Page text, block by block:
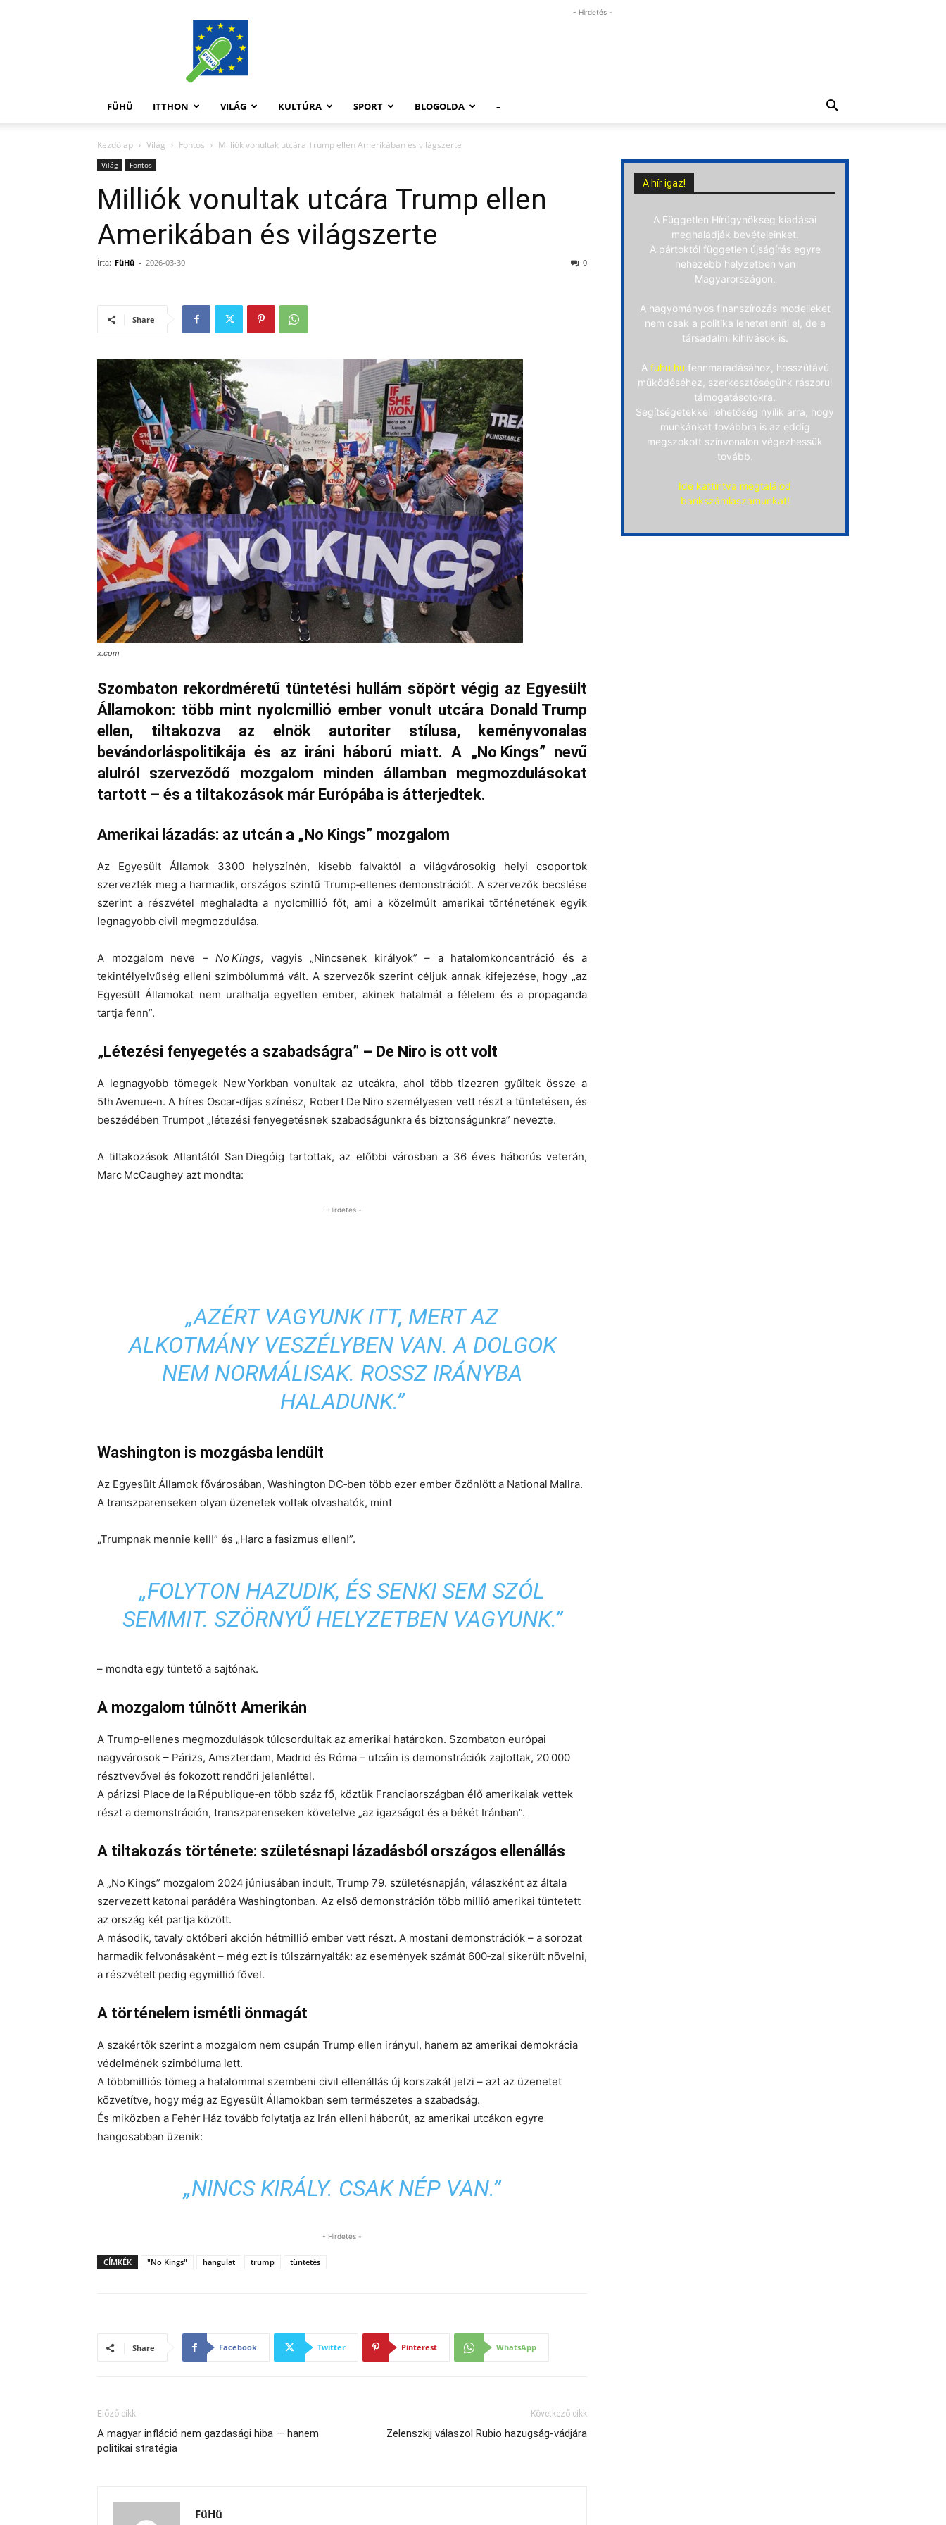
FüHü
- Hirdetés -
FÜHÜ ITTHON VILÁG KULTÚRA SPORT BLOGOLDA –
Kezdőlap Világ Fontos Milliók vonultak utcára Trump ellen Amerikában és világszerte
Világ Fontos
Milliók vonultak utcára Trump ellen
Amerikában és világszerte
Írta: FüHü - 2026-03-30 0
Share
x.com
Szombaton rekordméretű tüntetési hullám söpört végig az Egyesült
Államokon: több mint nyolcmillió embervonult utcára Donald Trump
ellen, tiltakozva az elnök autoriter stílusa, keményvonalas
bevándorláspolitikája és az iráni háború miatt. A „No Kings” nevű
alulról szerveződő mozgalom minden államban megmozdulásokat
tartott – és a tiltakozások már Európába is átterjedtek.
Amerikai lázadás: az utcán a „No Kings” mozgalom
Az Egyesült Államok 3300 helyszínén, kisebb falvaktól a világvárosokig helyi csoportok
szervezték meg a harmadik,országos szintű Trump‑ellenes demonstrációt. A szervezők becslése
szerint a részvétel meghaladta a nyolcmillió főt, ami a közelmúlt amerikai történetének egyik
legnagyobb civil megmozdulása.
A mozgalom neve – No Kings, vagyis „Nincsenek királyok” – a hatalomkoncentráció és a
tekintélyelvűség elleni szimbólummá vált. A szervezők szerint céljuk annak kifejezése, hogy „az
Egyesült Államokat nem uralhatja egyetlen ember, akinek hatalmát a félelem és a propaganda
tartja fenn”.
„Létezési fenyegetés a szabadságra” – De Niro is ott volt
A legnagyobb tömegek New Yorkban vonultak az utcákra, ahol több tízezren gyűltek össze a
5th Avenue‑n. A híres Oscar‑díjas színész, Robert De Niro személyesen vett részt a tüntetésen, és
beszédében Trumpot „létezési fenyegetésnek szabadságunkra és biztonságunkra” nevezte.
A tiltakozásokAtlantától San Diegóig tartottak, az előbbi városban a 36 éves háborús veterán,
Marc McCaughey azt mondta:
- Hirdetés -
„AZÉRT VAGYUNK ITT, MERT AZ
ALKOTMÁNY VESZÉLYBEN VAN. A DOLGOK
NEM NORMÁLISAK. ROSSZ IRÁNYBA
HALADUNK.”
Washington is mozgásba lendült
Az Egyesült Államok fővárosában, Washington DC‑ben több ezer ember özönlött a National Mallra.
A transzparenseken olyan üzenetek voltak olvashatók, mint
„Trumpnak mennie kell!” és „Harc a fasizmus ellen!”.
„FOLYTON HAZUDIK, ÉS SENKI SEM SZÓL
SEMMIT. SZÖRNYŰ HELYZETBEN VAGYUNK.”
– mondta egy tüntető a sajtónak.
A mozgalom túlnőtt Amerikán
A Trump‑ellenes megmozdulások túlcsordultak az amerikai határokon. Szombaton európai
nagyvárosok – Párizs, Amszterdam, Madrid és Róma – utcáin is demonstrációk zajlottak, 20 000
résztvevővel és fokozott rendőri jelenléttel.
A párizsi Place de la République‑en több száz fő, köztük Franciaországban élő amerikaiak vettek
részt a demonstráción, transzparenseken követelve „az igazságot és a békét Iránban”.
A tiltakozás története: születésnapi lázadásból országos ellenállás
A „No Kings” mozgalom 2024 júniusában indult, Trump 79. születésnapján, válaszként az általa
szervezett katonai parádéra Washingtonban. Az első demonstráción több millió amerikai tüntetett
az ország két partja között.
A második, tavaly októberi akción hétmillió ember vett részt. A mostani demonstrációk – a sorozat
harmadik felvonásaként – még ezt is túlszárnyalták: az események számát 600‑zal sikerült növelni,
a részvételt pedig egymillió fővel.
A történelem ismétli önmagát
A szakértők szerint a mozgalom nem csupán Trump ellen irányul, hanem az amerikai demokrácia
védelmének szimbóluma lett.
A többmilliós tömeg a hatalommal szembeni civil ellenállás új korszakát jelzi – azt az üzenetet
közvetítve, hogy még az Egyesült Államokban sem természetes a szabadság.
És miközben a Fehér Ház tovább folytatja az Irán elleni háborút, az amerikai utcákon egyre
hangosabban üzenik:
„NINCS KIRÁLY. CSAK NÉP VAN.”
- Hirdetés -
CÍMKÉK "No Kings" hangulat trump tüntetés
Share Facebook Twitter Pinterest WhatsApp
Előző cikk
A magyar infláció nem gazdasági hiba — hanem
politikai stratégia
Következő cikk
Zelenszkij válaszol Rubio hazugság-vádjára
FüHü
A hír igaz!
A Független Hírügynökség kiadásai
meghaladják bevételeinket.
A pártoktól független újságírás egyre
nehezebb helyzetben van
Magyarországon.
A hagyományos finanszírozás modelleket
nem csak a politika lehetetleníti el, de a
társadalmi kihívások is.
A fuhu.hu fennmaradásához, hosszútávú
működéséhez, szerkesztőségünk rászorul
támogatásotokra.
Segítségetekkel lehetőség nyílik arra, hogy
munkánkat továbbra is az eddig
megszokott színvonalon végezhessük
tovább.
Ide kattintva megtalálod
bankszámlaszámunkat!